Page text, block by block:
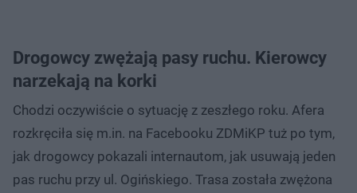
Drogowcy zwężają pasy ruchu. Kierowcy
narzekają na korki
Chodzi oczywiście o sytuację z zeszłego roku. Afera
rozkręciła się m.in. na Facebooku ZDMiKP tuż po tym,
jak drogowcy pokazali internautom, jak usuwają jeden
pas ruchu przy ul. Ogińskiego. Trasa została zwężona